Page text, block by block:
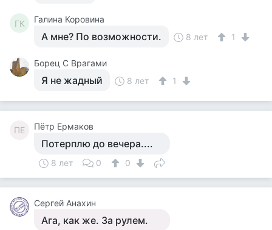
ГК Галина Коровина
А мне? По возможности. 8 лет 1
Борец С Врагами
Я не жадный 8 лет 1
ПЕ Пётр Ермаков
Потерплю до вечера....
8 лет 0 0
Сергей Анахин
Ага, как же. За рулем.